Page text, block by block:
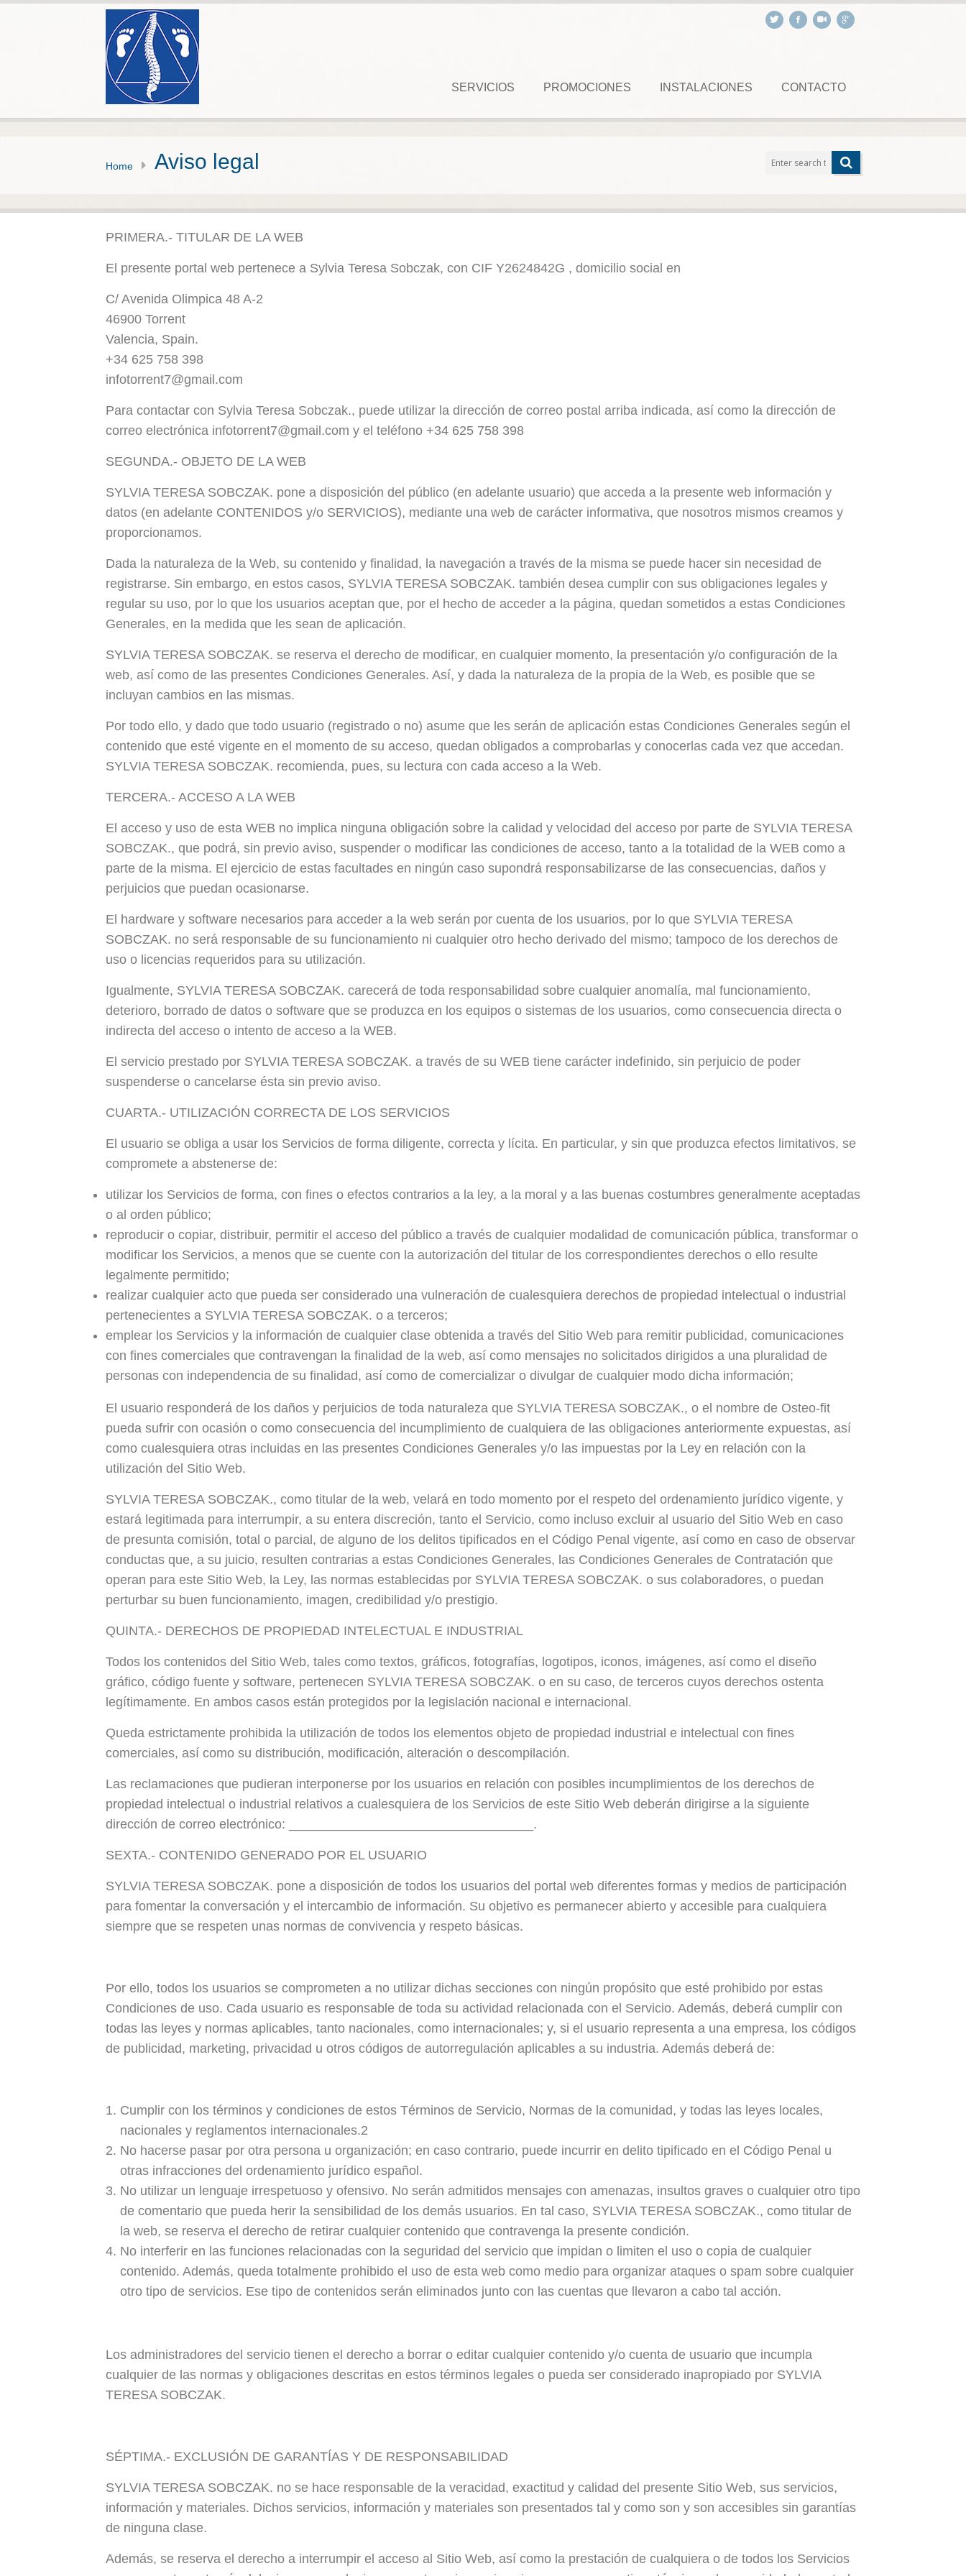
SERVICIOS PROMOCIONES INSTALACIONES CONTACTO
Home Aviso legal
PRIMERA.- TITULAR DE LA WEB
El presente portal web pertenece a Sylvia Teresa Sobczak, con CIF Y2624842G , domicilio social en
C/ Avenida Olimpica 48 A-2
46900 Torrent
Valencia, Spain.
+34 625 758 398
infotorrent7@gmail.com
Para contactar con Sylvia Teresa Sobczak., puede utilizar la dirección de correo postal arriba indicada, así como la dirección de
correo electrónica infotorrent7@gmail.com y el teléfono +34 625 758 398
SEGUNDA.- OBJETO DE LA WEB
SYLVIA TERESA SOBCZAK. pone a disposición del público (en adelante usuario) que acceda a la presente web información y
datos (en adelante CONTENIDOS y/o SERVICIOS), mediante una web de carácter informativa, que nosotros mismos creamos y
proporcionamos.
Dada la naturaleza de la Web, su contenido y finalidad, la navegación a través de la misma se puede hacer sin necesidad de
registrarse. Sin embargo, en estos casos, SYLVIA TERESA SOBCZAK. también desea cumplir con sus obligaciones legales y
regular su uso, por lo que los usuarios aceptan que, por el hecho de acceder a la página, quedan sometidos a estas Condiciones
Generales, en la medida que les sean de aplicación.
SYLVIA TERESA SOBCZAK. se reserva el derecho de modificar, en cualquier momento, la presentación y/o configuración de la
web, así como de las presentes Condiciones Generales. Así, y dada la naturaleza de la propia de la Web, es posible que se
incluyan cambios en las mismas.
Por todo ello, y dado que todo usuario (registrado o no) asume que les serán de aplicación estas Condiciones Generales según el
contenido que esté vigente en el momento de su acceso, quedan obligados a comprobarlas y conocerlas cada vez que accedan.
SYLVIA TERESA SOBCZAK. recomienda, pues, su lectura con cada acceso a la Web.
TERCERA.- ACCESO A LA WEB
El acceso y uso de esta WEB no implica ninguna obligación sobre la calidad y velocidad del acceso por parte de SYLVIA TERESA
SOBCZAK., que podrá, sin previo aviso, suspender o modificar las condiciones de acceso, tanto a la totalidad de la WEB como a
parte de la misma. El ejercicio de estas facultades en ningún caso supondrá responsabilizarse de las consecuencias, daños y
perjuicios que puedan ocasionarse.
El hardware y software necesarios para acceder a la web serán por cuenta de los usuarios, por lo que SYLVIA TERESA
SOBCZAK. no será responsable de su funcionamiento ni cualquier otro hecho derivado del mismo; tampoco de los derechos de
uso o licencias requeridos para su utilización.
Igualmente, SYLVIA TERESA SOBCZAK. carecerá de toda responsabilidad sobre cualquier anomalía, mal funcionamiento,
deterioro, borrado de datos o software que se produzca en los equipos o sistemas de los usuarios, como consecuencia directa o
indirecta del acceso o intento de acceso a la WEB.
El servicio prestado por SYLVIA TERESA SOBCZAK. a través de su WEB tiene carácter indefinido, sin perjuicio de poder
suspenderse o cancelarse ésta sin previo aviso.
CUARTA.- UTILIZACIÓN CORRECTA DE LOS SERVICIOS
El usuario se obliga a usar los Servicios de forma diligente, correcta y lícita. En particular, y sin que produzca efectos limitativos, se
compromete a abstenerse de:
utilizar los Servicios de forma, con fines o efectos contrarios a la ley, a la moral y a las buenas costumbres generalmente aceptadas
o al orden público;
reproducir o copiar, distribuir, permitir el acceso del público a través de cualquier modalidad de comunicación pública, transformar o
modificar los Servicios, a menos que se cuente con la autorización del titular de los correspondientes derechos o ello resulte
legalmente permitido;
realizar cualquier acto que pueda ser considerado una vulneración de cualesquiera derechos de propiedad intelectual o industrial
pertenecientes a SYLVIA TERESA SOBCZAK. o a terceros;
emplear los Servicios y la información de cualquier clase obtenida a través del Sitio Web para remitir publicidad, comunicaciones
con fines comerciales que contravengan la finalidad de la web, así como mensajes no solicitados dirigidos a una pluralidad de
personas con independencia de su finalidad, así como de comercializar o divulgar de cualquier modo dicha información;
El usuario responderá de los daños y perjuicios de toda naturaleza que SYLVIA TERESA SOBCZAK., o el nombre de Osteo-fit
pueda sufrir con ocasión o como consecuencia del incumplimiento de cualquiera de las obligaciones anteriormente expuestas, así
como cualesquiera otras incluidas en las presentes Condiciones Generales y/o las impuestas por la Ley en relación con la
utilización del Sitio Web.
SYLVIA TERESA SOBCZAK., como titular de la web, velará en todo momento por el respeto del ordenamiento jurídico vigente, y
estará legitimada para interrumpir, a su entera discreción, tanto el Servicio, como incluso excluir al usuario del Sitio Web en caso
de presunta comisión, total o parcial, de alguno de los delitos tipificados en el Código Penal vigente, así como en caso de observar
conductas que, a su juicio, resulten contrarias a estas Condiciones Generales, las Condiciones Generales de Contratación que
operan para este Sitio Web, la Ley, las normas establecidas por SYLVIA TERESA SOBCZAK. o sus colaboradores, o puedan
perturbar su buen funcionamiento, imagen, credibilidad y/o prestigio.
QUINTA.- DERECHOS DE PROPIEDAD INTELECTUAL E INDUSTRIAL
Todos los contenidos del Sitio Web, tales como textos, gráficos, fotografías, logotipos, iconos, imágenes, así como el diseño
gráfico, código fuente y software, pertenecen SYLVIA TERESA SOBCZAK. o en su caso, de terceros cuyos derechos ostenta
legítimamente. En ambos casos están protegidos por la legislación nacional e internacional.
Queda estrictamente prohibida la utilización de todos los elementos objeto de propiedad industrial e intelectual con fines
comerciales, así como su distribución, modificación, alteración o descompilación.
Las reclamaciones que pudieran interponerse por los usuarios en relación con posibles incumplimientos de los derechos de
propiedad intelectual o industrial relativos a cualesquiera de los Servicios de este Sitio Web deberán dirigirse a la siguiente
dirección de correo electrónico: __________________________________.
SEXTA.- CONTENIDO GENERADO POR EL USUARIO
SYLVIA TERESA SOBCZAK. pone a disposición de todos los usuarios del portal web diferentes formas y medios de participación
para fomentar la conversación y el intercambio de información. Su objetivo es permanecer abierto y accesible para cualquiera
siempre que se respeten unas normas de convivencia y respeto básicas.
Por ello, todos los usuarios se comprometen a no utilizar dichas secciones con ningún propósito que esté prohibido por estas
Condiciones de uso. Cada usuario es responsable de toda su actividad relacionada con el Servicio. Además, deberá cumplir con
todas las leyes y normas aplicables, tanto nacionales, como internacionales; y, si el usuario representa a una empresa, los códigos
de publicidad, marketing, privacidad u otros códigos de autorregulación aplicables a su industria. Además deberá de:
Cumplir con los términos y condiciones de estos Términos de Servicio, Normas de la comunidad, y todas las leyes locales,
nacionales y reglamentos internacionales.2
No hacerse pasar por otra persona u organización; en caso contrario, puede incurrir en delito tipificado en el Código Penal u
otras infracciones del ordenamiento jurídico español.
No utilizar un lenguaje irrespetuoso y ofensivo. No serán admitidos mensajes con amenazas, insultos graves o cualquier otro tipo
de comentario que pueda herir la sensibilidad de los demás usuarios. En tal caso, SYLVIA TERESA SOBCZAK., como titular de
la web, se reserva el derecho de retirar cualquier contenido que contravenga la presente condición.
No interferir en las funciones relacionadas con la seguridad del servicio que impidan o limiten el uso o copia de cualquier
contenido. Además, queda totalmente prohibido el uso de esta web como medio para organizar ataques o spam sobre cualquier
otro tipo de servicios. Ese tipo de contenidos serán eliminados junto con las cuentas que llevaron a cabo tal acción.
Los administradores del servicio tienen el derecho a borrar o editar cualquier contenido y/o cuenta de usuario que incumpla
cualquier de las normas y obligaciones descritas en estos términos legales o pueda ser considerado inapropiado por SYLVIA
TERESA SOBCZAK.
SÉPTIMA.- EXCLUSIÓN DE GARANTÍAS Y DE RESPONSABILIDAD
SYLVIA TERESA SOBCZAK. no se hace responsable de la veracidad, exactitud y calidad del presente Sitio Web, sus servicios,
información y materiales. Dichos servicios, información y materiales son presentados tal y como son y son accesibles sin garantías
de ninguna clase.
Además, se reserva el derecho a interrumpir el acceso al Sitio Web, así como la prestación de cualquiera o de todos los Servicios